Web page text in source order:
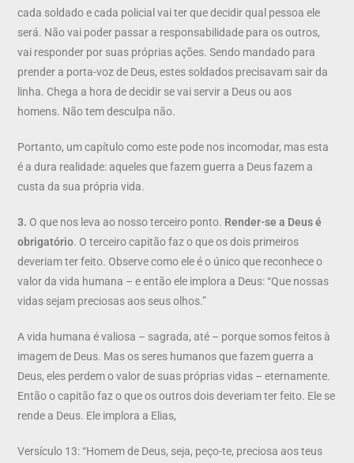
cada soldado e cada policial vai ter que decidir qual pessoa ele
será. Não vai poder passar a responsabilidade para os outros,
vai responder por suas próprias ações. Sendo mandado para
prender a porta-voz de Deus, estes soldados precisavam sair da
linha. Chega a hora de decidir se vai servir a Deus ou aos
homens. Não tem desculpa não.
Portanto, um capítulo como este pode nos incomodar, mas esta
é a dura realidade: aqueles que fazem guerra a Deus fazem a
custa da sua própria vida.
3. O que nos leva ao nosso terceiro ponto. Render-se a Deus é
obrigatório. O terceiro capitão faz o que os dois primeiros
deveriam ter feito. Observe como ele é o único que reconhece o
valor da vida humana – e então ele implora a Deus: “Que nossas
vidas sejam preciosas aos seus olhos.”
A vida humana é valiosa – sagrada, até – porque somos feitos à
imagem de Deus. Mas os seres humanos que fazem guerra a
Deus, eles perdem o valor de suas próprias vidas – eternamente.
Então o capitão faz o que os outros dois deveriam ter feito. Ele se
rende a Deus. Ele implora a Elias,
Versículo 13: “Homem de Deus, seja, peço-te, preciosa aos teus